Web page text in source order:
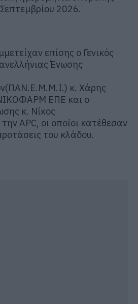
2026.
επίσης ο Γενικός
Ένωσης
(ΠΑΝ.Ε.Μ.Μ.Ι.) κ. Χάρης
ΕΠΕ και ο
κ. Νίκος
APC, οι οποίοι κατέθεσαν
του κλάδου.